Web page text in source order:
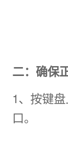
二：确保
1、按键
口。